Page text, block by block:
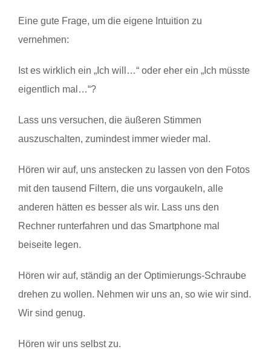
Eine gute Frage, um die eigene Intuition zu
vernehmen:
Ist es wirklich ein „Ich will…“ oder eher ein „Ich müsste
eigentlich mal…“?
Lass uns versuchen, die äußeren Stimmen
auszuschalten, zumindest immer wieder mal.
Hören wir auf, uns anstecken zu lassen von den Fotos
mit den tausend Filtern, die uns vorgaukeln, alle
anderen hätten es besser als wir. Lass uns den
Rechner runterfahren und das Smartphone mal
beiseite legen.
Hören wir auf, ständig an der Optimierungs-Schraube
drehen zu wollen. Nehmen wir uns an, so wie wir sind.
Wir sind genug.
Hören wir uns selbst zu.